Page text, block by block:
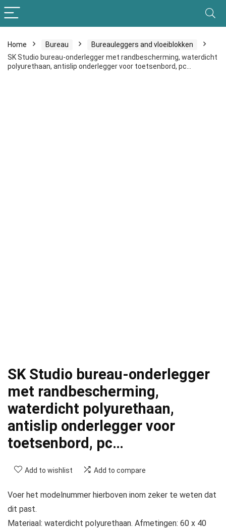
Home Bureau
Bureauleggers and vloeiblokken
SK Studio bureau-onderlegger met randbescherming, waterdicht
polyurethaan, antislip onderlegger voor toetsenbord, pc…
SK Studio bureau-onderlegger
met randbescherming,
waterdicht polyurethaan,
antislip onderlegger voor
toetsenbord, pc…
Add to wishlist Add to compare
Voer het modelnummer hierboven inom zeker te weten dat
dit past.
Materiaal: waterdicht polyurethaan. Afmetingen: 60 x 40